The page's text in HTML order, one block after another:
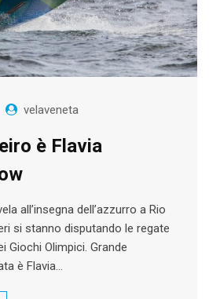
velaveneta
è Flavia
all’insegna dell’azzurro a Rio
si stanno disputando le regate
Giochi Olimpici. Grande
è Flavia…